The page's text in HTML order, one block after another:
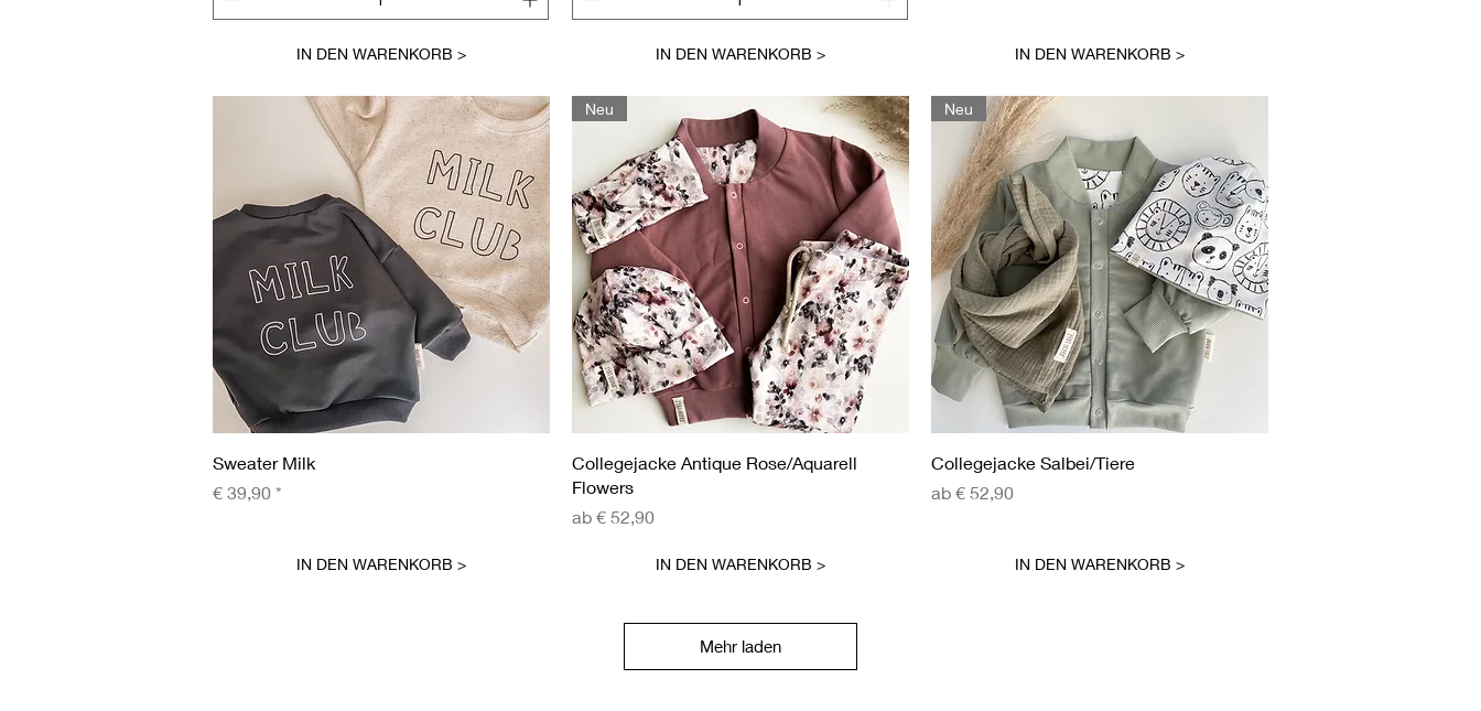
IN DEN WARENKORB > IN DEN WARENKORB > IN DEN WARENKORB >
Sweater Milk
Preis
€ 39,90
IN DEN WARENKORB >
Schnellansicht
Neu
Collegejacke Antique Rose/Aquarell
Flowers
ab € 52,90
Sale-Preis
IN DEN WARENKORB >
Schnellansicht
Neu
Collegejacke Salbei/Tiere
ab € 52,90
Sale-Preis
IN DEN WARENKORB >
Mehr laden